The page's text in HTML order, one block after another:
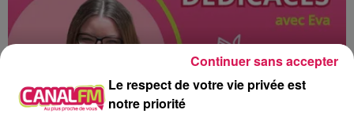
Le respect de votre vie privée est
notre priorité
Continuer sans accepter